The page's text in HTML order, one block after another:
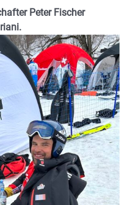
Peter Fischer